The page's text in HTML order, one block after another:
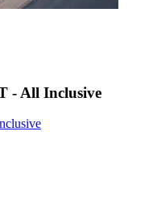
- All Inclusive